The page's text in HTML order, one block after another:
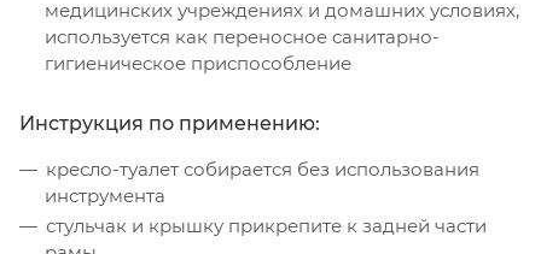
медицинских учреждениях и домашних условиях,
используется как переносное санитарно-
гигиеническое приспособление
Инструкция по применению:
кресло-туалет собирается без использования
инструмента
стульчак и крышку прикрепите к задней части